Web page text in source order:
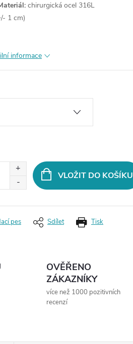
chirurgická ocel 316L
1 cm)
informace
VLOŽIT DO KOŠÍKU
Tisk
pes Sdílet
OVĚŘENO
ZÁKAZNÍKY
více než 1000 pozitivních
recenzí